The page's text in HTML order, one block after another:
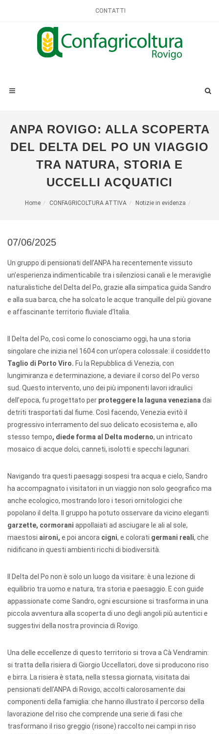
CONTATTI
ANPA ROVIGO: ALLA SCOPERTA
DEL DELTA DEL PO UN VIAGGIO
TRA NATURA, STORIA E
UCCELLI ACQUATICI
Home CONFAGRICOLTURA ATTIVA Notizie in evidenza
07/06/2025
Un gruppo di pensionati dell’ANPA ha recentemente vissuto
un’esperienza indimenticabile tra i silenziosi canali e le meraviglie
naturalistiche del Delta del Po, grazie alla simpatica guida Sandro
e alla sua barca, che ha solcato le acque tranquille del più giovane
e affascinante territorio fluviale d’Italia.
Il Delta del Po, così come lo conosciamo oggi, ha una storia
singolare che inizia nel 1604 con un'opera colossale: il cosiddetto
Taglio di Porto Viro. Fu la Repubblica di Venezia, con
lungimiranza e determinazione, a deviare il corso del Po verso
sud. Questo intervento, uno dei più imponenti lavori idraulici
dell’epoca, fu progettato per proteggere la laguna veneziana dai
detriti trasportati dal fiume. Così facendo, Venezia evitò il
progressivo interramento del suo delicato ecosistema e, allo
stesso tempo, diede forma al Delta moderno, un intricato
mosaico di acque dolci, canneti, isolotti e specchi lagunari.
Navigando tra questi paesaggi sospesi tra acqua e cielo, Sandro
ha accompagnato i visitatori in un viaggio non solo geografico ma
anche ecologico, mostrando loro i tesori ornitologici che
popolano il delta. Il gruppo ha potuto osservare da vicino eleganti
garzette, cormorani appollaiati ad asciugare le ali al sole,
maestosi aironi, e poi ancora cigni, e colorati germani reali, che
nidificano in questi ambienti ricchi di biodiversità.
Il Delta del Po non è solo un luogo da visitare: è una lezione di
equilibrio tra uomo e natura, tra storia e paesaggio. E con guide
appassionate come Sandro, ogni escursione si trasforma in una
piccola avventura alla scoperta di uno degli angoli più autentici e
suggestivi della nostra provincia di Rovigo.
Una delle eccellenze di questo territorio si trova a Cà Vendramin:
si tratta della risiera di Giorgio Uccellatori, dove si producono riso
e birra. La risiera è stata, nella stessa giornata, visitata dai
pensionati dell'ANPA di Rovigo, accolti calorosamente dai
componenti della famiglia: che hanno illustrato il percorso della
lavorazione del riso che comprende una serie di fasi che
trasformano il riso greggio (risone) raccolto nei campi in riso